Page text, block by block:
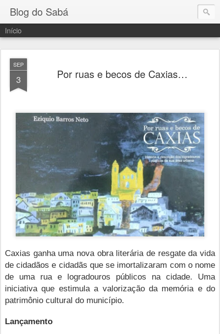
Blog do Sabá
Início
SEP
3 Por ruas e becos de Caxias…
Caxias ganha uma nova obra literária de resgate da vida
de cidadãos e cidadãs que se imortalizaram com o nome
de uma rua e logradouros públicos na cidade. Uma
iniciativa que estimula a valorização da memória e do
patrimônio cultural do município.
Lançamento